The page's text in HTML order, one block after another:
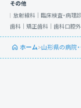
その他
放射線科｜ 臨床検査・病理
歯科｜ 矯正歯科｜ 歯科口腔外
ホーム>山形県の病院